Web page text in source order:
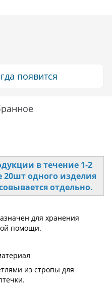
появится
в течение 1-2
20шт одного изделия
отдельно.
для хранения
помощи.
из стропы для